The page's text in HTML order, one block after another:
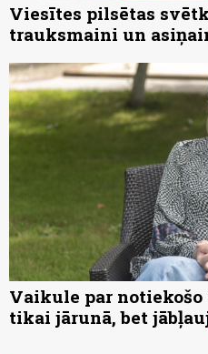
Viesītes pilsētas
trauksmaini un
Vaikule par notiekošo
tikai jārunā, bet